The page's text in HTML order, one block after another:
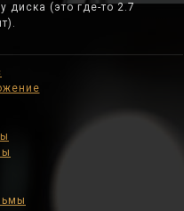
диска (это где-то 2.7